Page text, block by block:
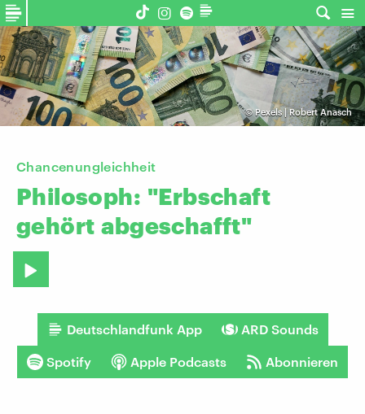
©Pexels | Robert Anasch
Chancenungleichheit
Philosoph: "Erbschaft
gehört abgeschafft"
Deutschlandfunk App ARD Sounds
Spotify Apple Podcasts Abonnieren